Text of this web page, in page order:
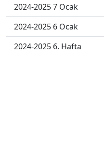
2024-2025 7 Ocak
2024-2025 6 Ocak
2024-2025 6. Hafta